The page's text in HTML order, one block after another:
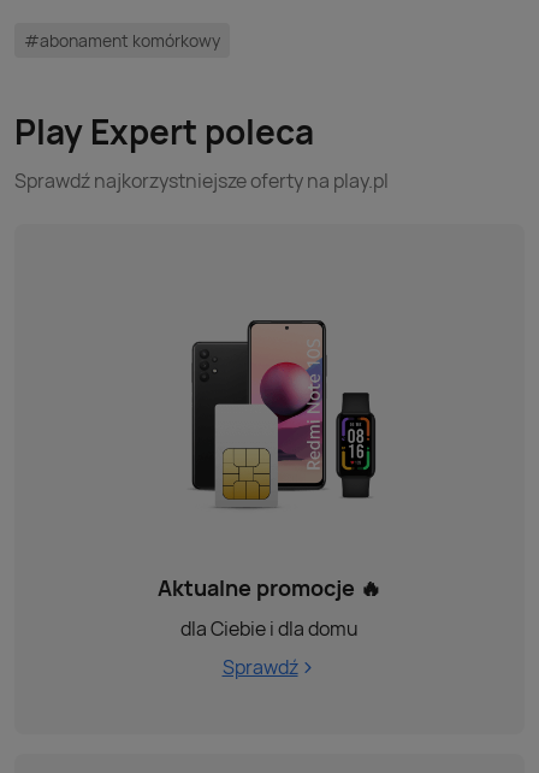
#abonament komórkowy
Play Expert poleca
Sprawdź najkorzystniejsze oferty na play.pl
Aktualne promocje 🔥
dla Ciebie i dla domu
Sprawdź